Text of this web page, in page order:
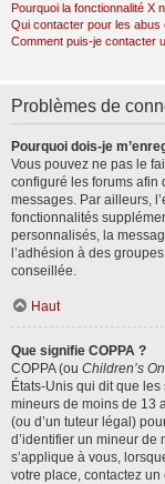
Pourquoi la fonctionnalité X
Qui contacter pour les
Comment puis-je contacter
Problèmes de
Pourquoi dois-je
Vous pouvez ne pas le
configuré les forums afin
messages. Par ailleurs,
fonctionnalités
personnalisés, la
l’adhésion à des
conseillée.
Haut
Que signifie COPPA ?
COPPA (ou Children’s
États-Unis qui dit que
mineurs de moins de 13
(ou d’un tuteur légal)
d’identifier un mineur de
s’applique à vous,
votre place, contactez